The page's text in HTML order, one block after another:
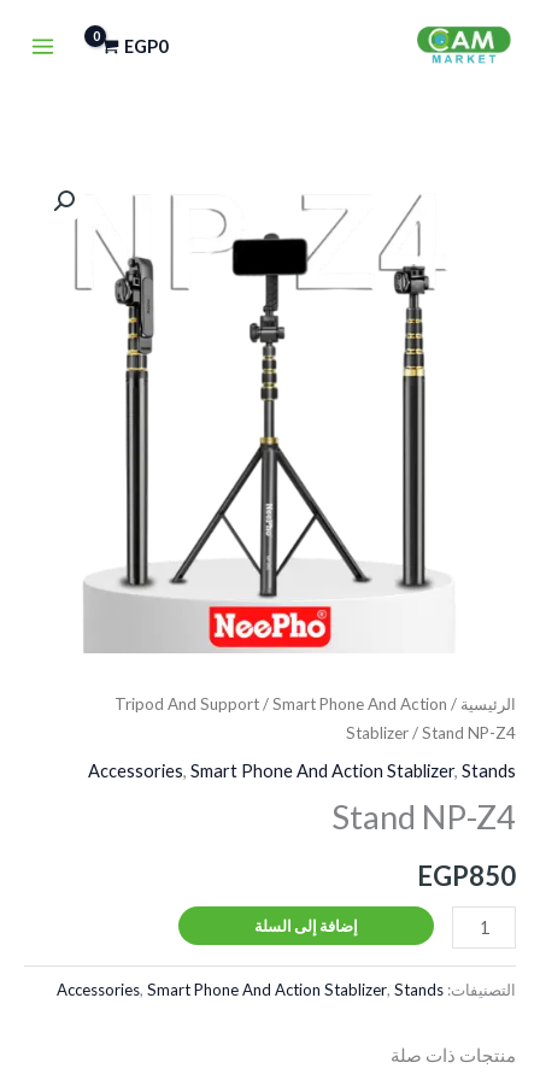
EGP0
الرئيسية /
Tripod And Support/Smart Phone And Action
Stablizer/ Stand NP-Z4
Accessories, Smart Phone And Action Stablizer, Stands
Stand NP-Z4
EGP850
إضافة إلى السلة
التصنيفات: Accessories, Smart Phone And Action Stablizer, Stands
منتجات ذات صلة